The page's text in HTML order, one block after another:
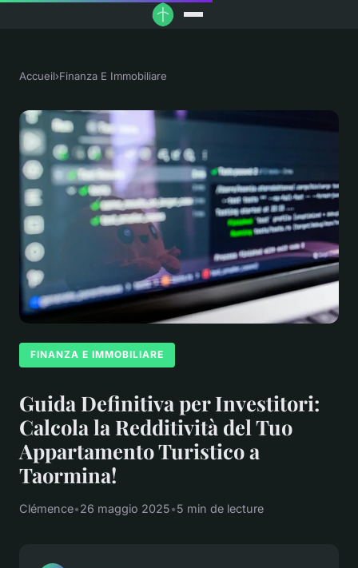
Accueil›Finanza E Immobiliare
FINANZA E IMMOBILIARE
Guida Definitiva per Investitori:
Calcola la Redditività del Tuo
Appartamento Turistico a
Taormina!
Clémence•26 maggio 2025•5 min de lecture